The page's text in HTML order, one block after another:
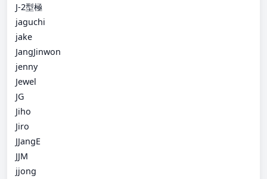
J-2型極
jaguchi
jake
JangJinwon
jenny
Jewel
JG
Jiho
Jiro
JJangE
JJM
jjong